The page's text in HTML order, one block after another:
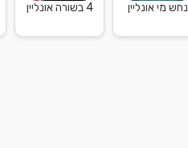
נחש מי אונליין 4 בשורה אונליין